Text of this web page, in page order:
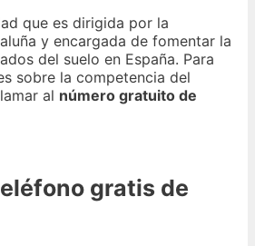
que es dirigida por la
y encargada de fomentar la
del suelo en España. Para
sobre la competencia del
al número gratuito de
gratis de